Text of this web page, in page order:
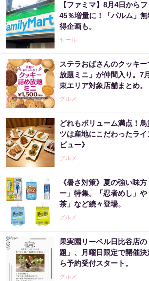
【ファミマ】8月4日から
45％増量に！「パルム」
得企画も。
セール
ステラおばさんのクッキ
放題ミニ」が仲間入り。7
東エリア対象店舗まとめ。
グルメ
どれもボリューム満点！
ツは産地にこだわったラ
ビュー》
グルメ
《暑さ対策》夏の強い味
ー」特集。「忍者めし」
茶」など続々登場。
グルメ
果実園リーベル日比谷店
題」、月曜日限定で開催
ら予約受付スタート。
グルメ